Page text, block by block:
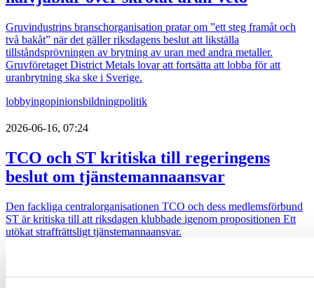
Gruvindustrins branschorganisation pratar om ”ett steg framåt och
två bakåt” när det gäller riksdagens beslut att likställa
tillståndsprövningen av brytning av uran med andra metaller.
Gruvföretaget District Metals lovar att fortsätta att lobba för att
uranbrytning ska ske i Sverige.
lobbyingopinionsbildningpolitik
2026-06-16, 07:24
TCO och ST kritiska till regeringens
beslut om tjänstemannaansvar
Den fackliga centralorganisationen TCO och dess medlemsförbund
ST är kritiska till att riksdagen klubbade igenom propositionen Ett
utökat straffrättsligt tjänstemannaansvar.